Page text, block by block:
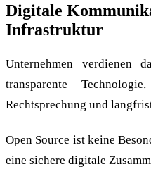
Digitale
Infrastruktur
Unternehmen verdienen
transparente
Rechtsprechung und
Open Source ist keine
eine sichere digitale